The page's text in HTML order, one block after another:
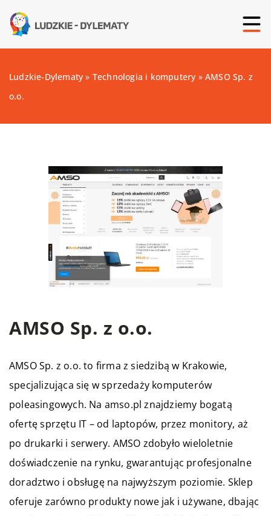
Ludzkie-Dylematy » Technologia i komputery »AMSO Sp. z
o.o.
AMSO Sp. z o.o.
AMSO Sp. z o.o. to firma z siedzibą w Krakowie,
specjalizująca się w sprzedaży komputerów
poleasingowych. Na amso.pl znajdziemy bogatą
ofertę sprzętu IT – od laptopów, przez monitory, aż
po drukarki i serwery. AMSO zdobyło wieloletnie
doświadczenie na rynku, gwarantując profesjonalne
doradztwo i obsługę na najwyższym poziomie. Sklep
oferuje zarówno produkty nowe jak i używane, dbając